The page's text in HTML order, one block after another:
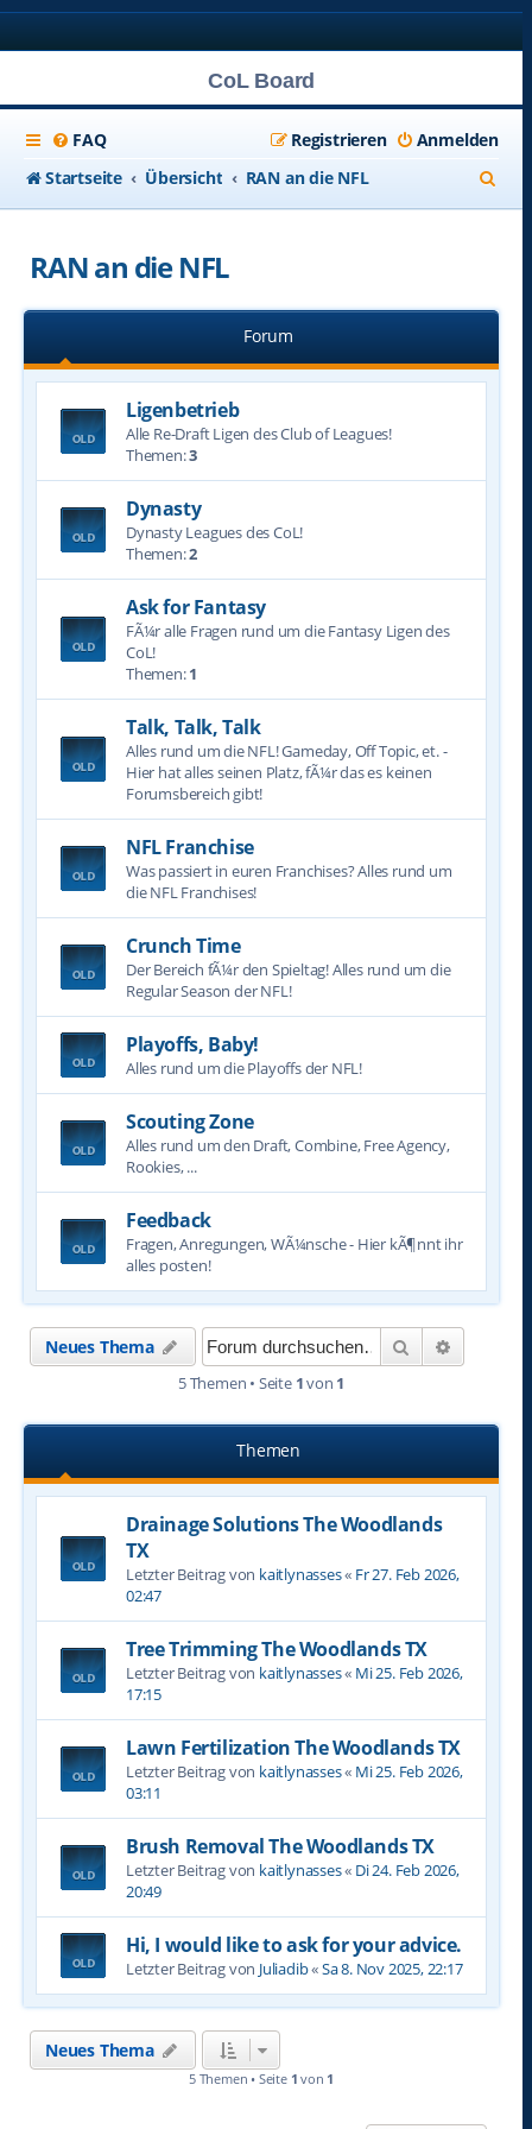
CoL Board
FAQ Anmelden
Registrieren
Startseite
Übersicht RAN an die NFL
u
e
RAN an die NFL
Forum
Ligenbetrieb
Alle Re-Draft Ligen des Club of Leagues!
Themen:3
Dynasty
Dynasty Leagues des CoL!
Themen:2
Ask for Fantasy
FÃ¼r alle Fragen rund um die Fantasy Ligen des
CoL!
Themen:1
Talk, Talk, Talk
Alles rund um die NFL! Gameday, Off Topic, et. -
Hier hat alles seinen Platz, fÃ¼r das es keinen
Forumsbereich gibt!
NFL Franchise
Was passiert in euren Franchises? Alles rund um
die NFL Franchises!
Crunch Time
Der Bereich fÃ¼r den Spieltag! Alles rund um die
Regular Season der NFL!
Playoffs, Baby!
Alles rund um die Playoffs der NFL!
Scouting Zone
Alles rund um den Draft, Combine, Free Agency,
Rookies, ...
Feedback
Fragen, Anregungen, WÃ¼nsche - Hier kÃ¶nnt ihr
alles posten!
Neues Thema Suche
5 Themen • Seite 1von 1
Themen
Drainage Solutions The Woodlands
TX
Letzter Beitrag von kaitlynasses« Fr 27. Feb 2026,
02:47
Tree Trimming The Woodlands TX
Letzter Beitrag von kaitlynasses« Mi 25. Feb 2026,
17:15
Lawn Fertilization The Woodlands TX
Letzter Beitrag von kaitlynasses« Mi 25. Feb 2026,
03:11
Brush Removal The Woodlands TX
Letzter Beitrag von kaitlynasses« Di 24. Feb 2026,
20:49
Hi, I would like to ask for your advice.
Letzter Beitrag von Juliadib«Sa 8. Nov 2025, 22:17
Neues Thema
5 Themen • Seite 1 von 1